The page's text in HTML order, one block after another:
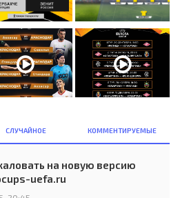
СЛУЧАЙНОЕ КОММЕНТИРУЕМЫЕ
на новую версию
uefa.ru